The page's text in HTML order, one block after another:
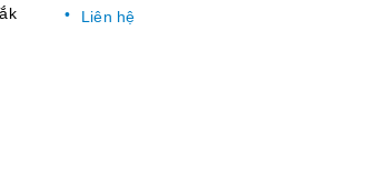
Liên hệ